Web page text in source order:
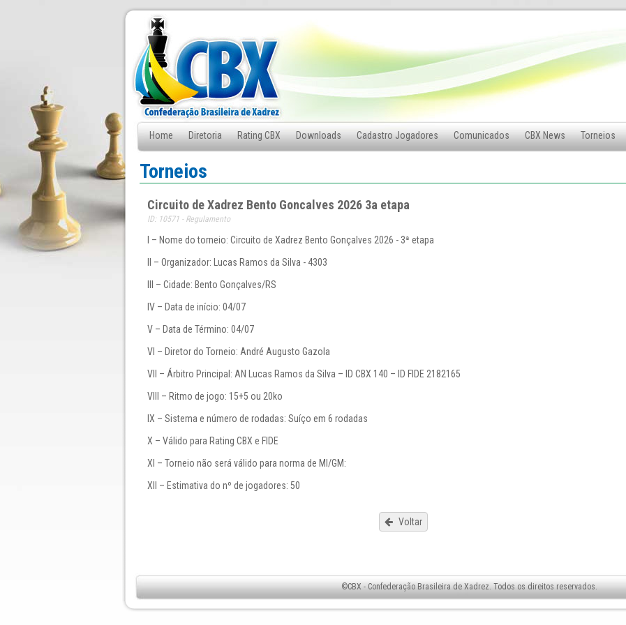
Home Diretoria Rating CBX Downloads Cadastro Jogadores Comunicados CBX News Torneios
Fale Conosco
Torneios
Circuito de Xadrez Bento Goncalves 2026 3a etapa
ID: 10571 - Regulamento
I – Nome do torneio: Circuito de Xadrez Bento Gonçalves 2026 - 3ª etapa
II – Organizador: Lucas Ramos da Silva - 4303
III – Cidade: Bento Gonçalves/RS
IV – Data de início: 04/07
V – Data de Término: 04/07
VI – Diretor do Torneio: André Augusto Gazola
VII – Árbitro Principal: AN Lucas Ramos da Silva – ID CBX 140 – ID FIDE 2182165
VIII – Ritmo de jogo: 15+5 ou 20ko
IX – Sistema e número de rodadas: Suíço em 6 rodadas
X – Válido para Rating CBX e FIDE
XI – Torneio não será válido para norma de MI/GM:
XII – Estimativa do nº de jogadores: 50
Voltar
©CBX - Confederação Brasileira de Xadrez. Todos os direitos reservados.